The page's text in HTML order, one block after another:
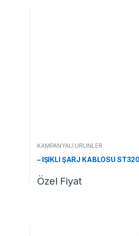
KAMPANYALI ÜRÜNLER
– IŞIKLI ŞARJ KABLOSU
Özel Fiyat